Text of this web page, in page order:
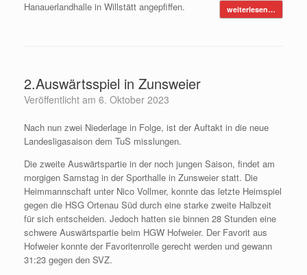
Hanauerlandhalle in Willstätt angepfiffen.
weiterlesen…
2.Auswärtsspiel in Zunsweier
Veröffentlicht am 6. Oktober 2023
Nach nun zwei Niederlage in Folge, ist der Auftakt in die neue
Landesligasaison dem TuS misslungen.
Die zweite Auswärtspartie in der noch jungen Saison, findet am
morgigen Samstag in der Sporthalle in Zunsweier statt. Die
Heimmannschaft unter Nico Vollmer, konnte das letzte Heimspiel
gegen die HSG Ortenau Süd durch eine starke zweite Halbzeit
für sich entscheiden. Jedoch hatten sie binnen 28 Stunden eine
schwere Auswärtspartie beim HGW Hofweier. Der Favorit aus
Hofweier konnte der Favoritenrolle gerecht werden und gewann
31:23 gegen den SVZ.